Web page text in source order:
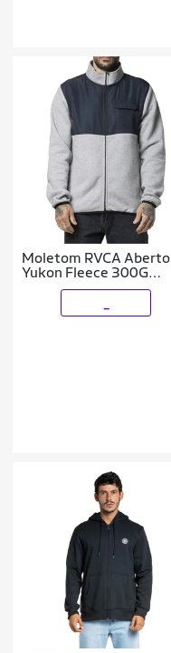
Moletom RVCA Aberto
Yukon Fleece 300G
WT24